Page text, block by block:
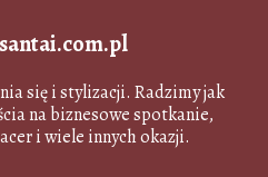
się i stylizacji. Radzimy jak
na biznesowe spotkanie,
i wiele innych okazji.